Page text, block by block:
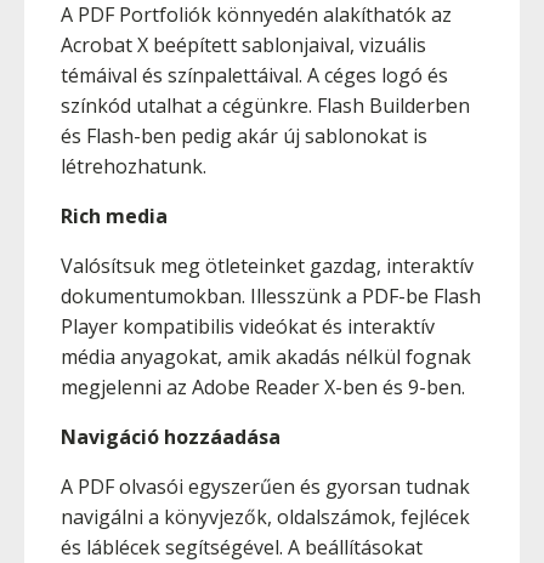
A PDF Portfoliók könnyedén alakíthatók az
Acrobat X beépített sablonjaival, vizuális
témáival és színpalettáival. A céges logó és
színkód utalhat a cégünkre. Flash Builderben
és Flash-ben pedig akár új sablonokat is
létrehozhatunk.
Rich media
Valósítsuk meg ötleteinket gazdag, interaktív
dokumentumokban. Illesszünk a PDF-be Flash
Player kompatibilis videókat és interaktív
média anyagokat, amik akadás nélkül fognak
megjelenni az Adobe Reader X-ben és 9-ben.
Navigáció hozzáadása
A PDF olvasói egyszerűen és gyorsan tudnak
navigálni a könyvjezők, oldalszámok, fejlécek
és láblécek segítségével. A beállításokat